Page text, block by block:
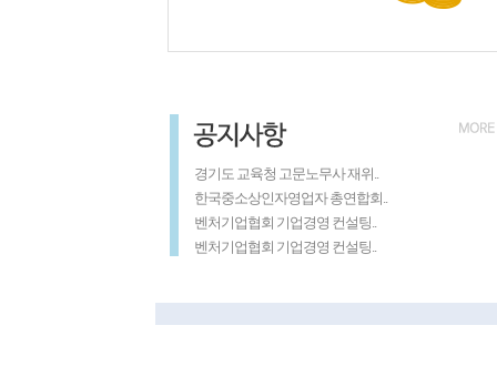
경기도 교육청 고문노무사 재위..
한국중소상인자영업자 총연합회..
벤처기업협회 기업경영 컨설팅..
벤처기업협회 기업경영 컨설팅..